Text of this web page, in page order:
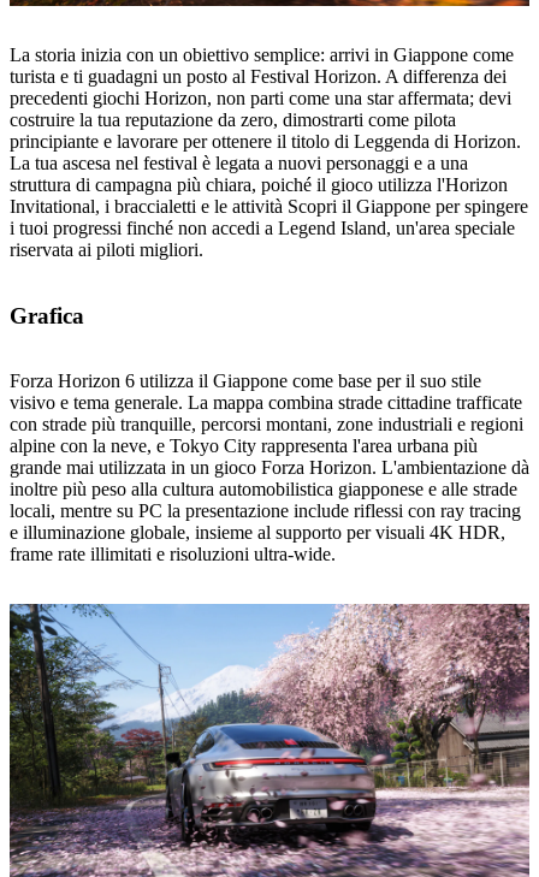
La storia inizia con un obiettivo semplice: arrivi in Giappone come
turista e ti guadagni un posto al Festival Horizon. A differenza dei
precedenti giochi Horizon, non parti come una star affermata; devi
costruire la tua reputazione da zero, dimostrarti come pilota
principiante e lavorare per ottenere il titolo di Leggenda di Horizon.
La tua ascesa nel festival è legata a nuovi personaggi e a una
struttura di campagna più chiara, poiché il gioco utilizza l'Horizon
Invitational, i braccialetti e le attività Scopri il Giappone per spingere
i tuoi progressi finché non accedi a Legend Island, un'area speciale
riservata ai piloti migliori.
Grafica
Forza Horizon 6 utilizza il Giappone come base per il suo stile
visivo e tema generale. La mappa combina strade cittadine trafficate
con strade più tranquille, percorsi montani, zone industriali e regioni
alpine con la neve, e Tokyo City rappresenta l'area urbana più
grande mai utilizzata in un gioco Forza Horizon. L'ambientazione dà
inoltre più peso alla cultura automobilistica giapponese e alle strade
locali, mentre su PC la presentazione include riflessi con ray tracing
e illuminazione globale, insieme al supporto per visuali 4K HDR,
frame rate illimitati e risoluzioni ultra-wide.